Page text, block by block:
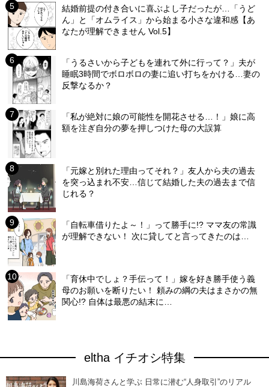
結婚前提の付き合いに喜ぶよし子だったが…「うど
ん」と「オムライス」から始まる小さな違和感【あ
なたが理解できません Vol.5】
「うるさいから子どもを連れて外に行って？」夫が
睡眠3時間でボロボロの妻に追い打ちをかける…妻の
反撃なるか？
「私が絶対に娘の可能性を開花させる…！」娘に高
額を注ぎ自分の夢を押しつけた母の大誤算
「元嫁と別れた理由ってそれ？」友人から夫の過去
を突っ込まれ不安…信じて結婚した夫の過去まで信
じれる？
「自転車借りたよ～！」って勝手に!? ママ友の常識
が理解できない！ 次に貸してと言ってきたのは…
「育休中でしょ？手伝って！」嫁を好き勝手使う義
母のお願いを断りたい！ 頼みの綱の夫はまさかの無
関心!? 自体は最悪の結末に…
eltha イチオシ特集
川島海荷さんと学ぶ 日常に潜む“人身取引”のリアル